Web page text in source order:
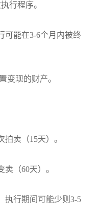
行程序。
可能在3-6个月内被终
变现的财产。
拍卖（15天）。
卖（60天）。
执行期间可能少则3-5